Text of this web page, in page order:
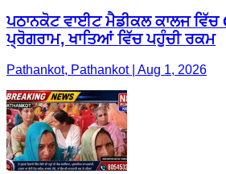
ਪਠਾਨਕੋਟ ਵਾਈਟ ਮੈਡੀਕਲ ਕਾਲਜ ਵਿੱਚ
ਪ੍ਰੋਗਰਾਮ, ਖਾਤਿਆਂ ਵਿੱਚ ਪਹੁੰਚੀ ਰਕਮ
Pathankot, Pathankot | Aug 1, 2026